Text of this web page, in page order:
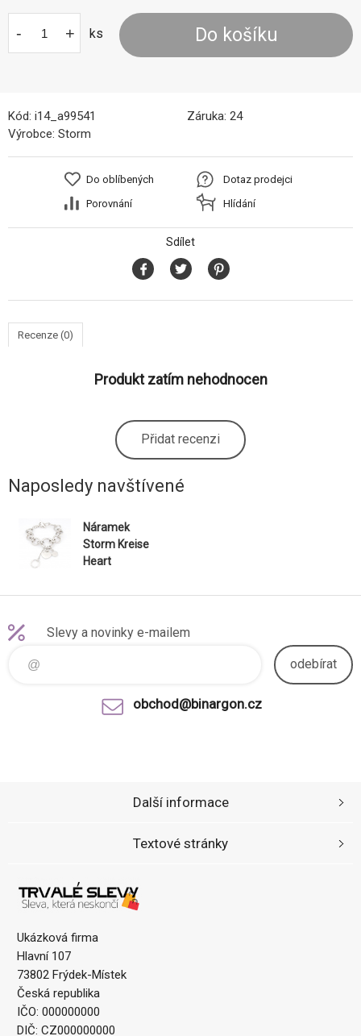
- + ks Do košíku
Kód: i14_a99541 Záruka: 24
Výrobce: Storm
Do oblíbených
Porovnání
Dotaz prodejci
Hlídání
Sdílet
Recenze (0)
Produkt zatím nehodnocen
Přidat recenzi
Naposledy navštívené
Náramek
Storm Kreise
Heart
Slevy a novinky e-mailem
odebírat
obchod@binargon.cz
Ukázková firma
Hlavní 107
73802 Frýdek-Místek
Česká republika
IČO: 000000000
DIČ: CZ000000000
Další informace
Textové stránky